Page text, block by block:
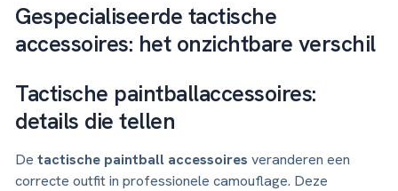
Gespecialiseerde tactische
accessoires: het onzichtbare verschil
Tactische paintballaccessoires:
details die tellen
Detactische paintball accessoires veranderen een
correcte outfit in professionele camouflage. Deze